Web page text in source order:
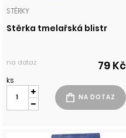
STĚRKY
Stěrka tmelařská blistr
na dotaz 79 Kč
ks